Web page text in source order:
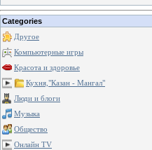
Categories
Другое
Компьютерные игры
Красота и здоровье
Кухня,"Казан - Мангал"
Люди и блоги
Музыка
Общество
Онлайн TV